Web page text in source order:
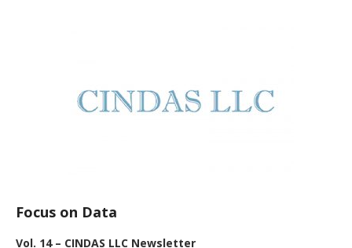
Focus on Data
Vol. 14 – CINDAS LLC Newsletter